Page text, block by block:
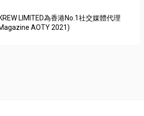
LIMITED為香港No.1社交媒體代理
AOTY 2021)